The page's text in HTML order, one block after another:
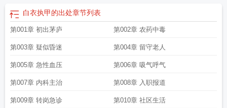
白衣执甲的出处章节列表
第001章 初出茅庐 第002章 农药中毒
第003章 疑似昏迷 第004章 留守老人
第005章 急性血压 第006章 吸气呼气
第007章 内科主治 第008章 入职报道
第009章 转岗急诊 第010章 社区生活